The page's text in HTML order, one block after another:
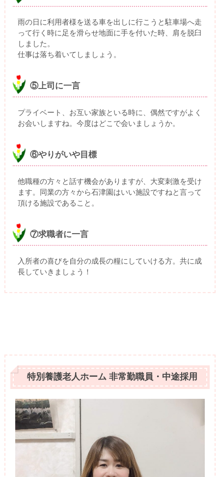
雨の日に利用者様を送る車を出しに行こうと駐車場へ走
って行く時に足を滑らせ地面に手を付いた時、肩を脱臼
しました。
仕事は落ち着いてしましょう。
⑤上司に一言
プライベート、お互い家族といる時に、偶然ですがよく
お会いしますね。今度はどこで会いましょうか。
⑥やりがいや目標
他職種の方々と話す機会がありますが、大変刺激を受け
ます。同業の方々から石津園はいい施設ですねと言って
頂ける施設であること。
⑦求職者に一言
入所者の喜びを自分の成長の糧にしていける方。共に成
長していきましょう！
特別養護老人ホーム 非常勤職員・中途採用